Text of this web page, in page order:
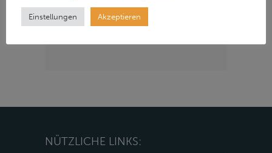
NÜTZLICHE LINKS:
Einstellungen Akzeptieren